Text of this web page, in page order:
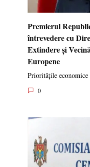
Premierul
întrevedere cu
Extindere și
Europene
Prioritățile
0